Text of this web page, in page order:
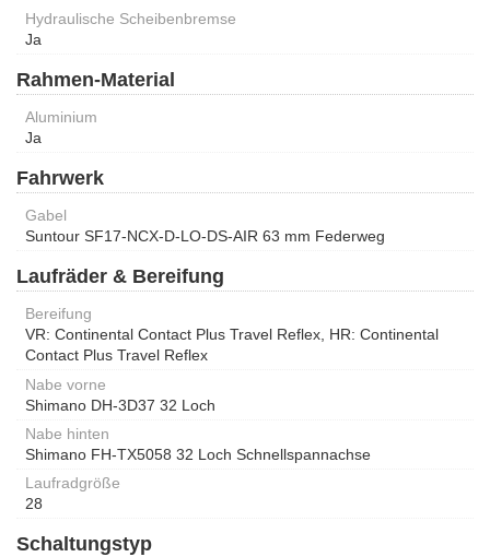
Hydraulische Scheibenbremse
Ja
Rahmen-Material
Aluminium
Ja
Fahrwerk
Gabel
Suntour SF17-NCX-D-LO-DS-AIR 63 mm Federweg
Laufräder & Bereifung
Bereifung
VR: Continental Contact Plus Travel Reflex, HR: Continental
Contact Plus Travel Reflex
Nabe vorne
Shimano DH-3D37 32 Loch
Nabe hinten
Shimano FH-TX5058 32 Loch Schnellspannachse
Laufradgröße
28
Schaltungstyp